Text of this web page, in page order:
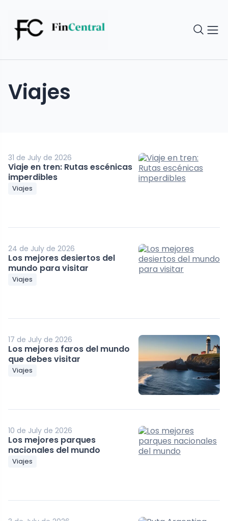
Viajes
31 de July de 2026
Viaje en tren: Rutas escénicas
imperdibles
Viajes
24 de July de 2026
Los mejores desiertos del
mundo para visitar
Viajes
17 de July de 2026
Los mejores faros del mundo
que debes visitar
Viajes
10 de July de 2026
Los mejores parques
nacionales del mundo
Viajes